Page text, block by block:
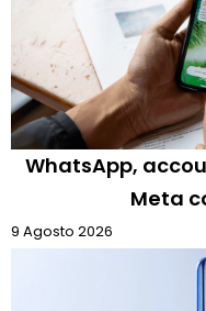
WhatsApp,
Meta
9 Agosto 2026